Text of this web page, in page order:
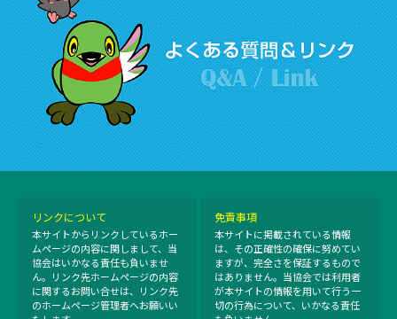
リンクについて
本サイトからリンクしているホー
ムページの内容に関しまして、当
協会はいかなる責任も負いませ
ん。リンク先ホームページの内容
に関するお問い合せは、リンク先
のホームページ管理者へお願いい
免責事項
本サイトに掲載されている情報
は、その正確性の確保に努めてい
ますが、完全さを保証するもので
はありません。当協会では利用者
が本サイトの情報を用いて行う一
切の行為について、いかなる責任